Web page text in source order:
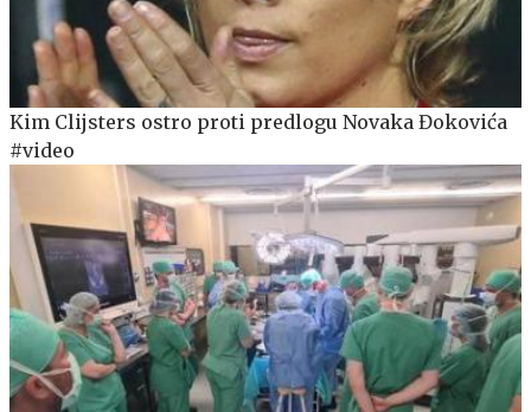
Kim Clijsters ostro proti predlogu Novaka Đokovića
#video